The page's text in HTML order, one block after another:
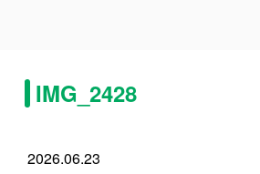
IMG_2428
2026.06.23